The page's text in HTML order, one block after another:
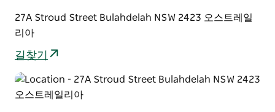
27A Stroud Street Bulahdelah NSW 2423 오스트레일
리아
길찾기